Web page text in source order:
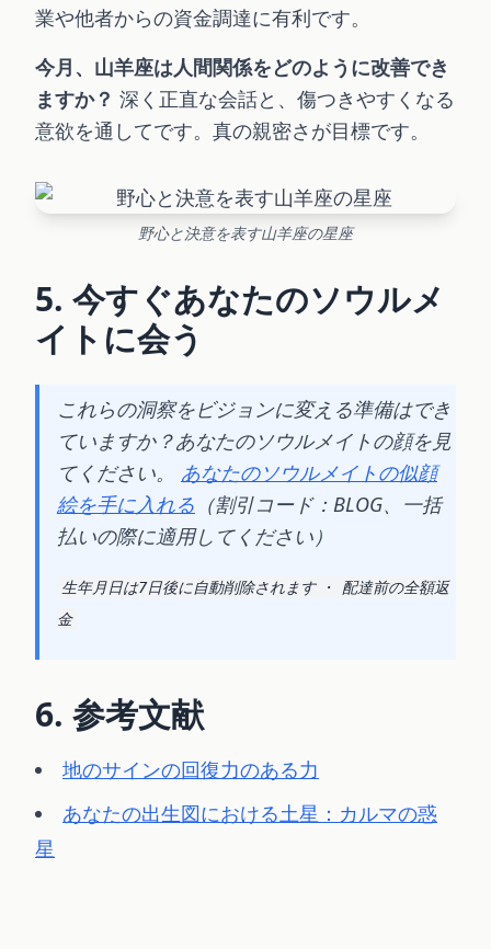
業や他者からの資金調達に有利です。
今月、山羊座は人間関係をどのように改善でき
ますか？ 深く正直な会話と、傷つきやすくなる
意欲を通してです。真の親密さが目標です。
野心と決意を表す山羊座の星座
5. 今すぐあなたのソウルメ
イトに会う
これらの洞察をビジョンに変える準備はでき
ていますか？あなたのソウルメイトの顔を見
てください。 あなたのソウルメイトの似顔
絵を手に入れる （割引コード：BLOG、一括
払いの際に適用してください）
生年月日は7日後に自動削除されます · 配達前の全額返
金
6. 参考文献
地のサインの回復力のある力
あなたの出生図における土星：カルマの惑
星